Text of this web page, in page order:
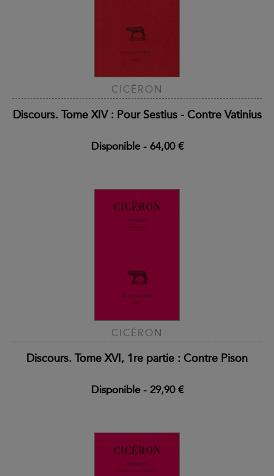
CICÉRON
Discours. Tome XIV : Pour Sestius - Contre Vatinius
Disponible- 64,00 €
CICÉRON
Discours. Tome XVI, 1re partie : Contre Pison
Disponible- 29,90 €